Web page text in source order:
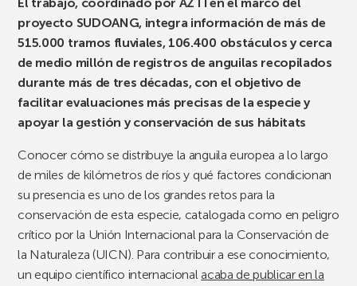
proyecto SUDOANG, integra información de más de
515.000 tramos fluviales, 106.400 obstáculos y cerca
de medio millón de registros de anguilas recopilados
durante más de tres décadas, con el objetivo de
facilitar evaluaciones más precisas de la especie y
apoyar la gestión y conservación de sus hábitats
Conocer cómo se distribuye la anguila europea a lo largo
de miles de kilómetros de ríos y qué factores condicionan
su presencia es uno de los grandes retos para la
conservación de esta especie, catalogada como en peligro
crítico por la Unión Internacional para la Conservación de
la Naturaleza (UICN). Para contribuir a ese conocimiento,
un equipo científico internacional acaba de publicar en la